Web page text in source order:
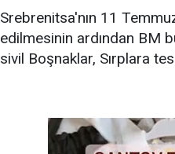
Srebrenitsa'nın 11
edilmesinin ardından BM
sivil Boşnaklar, Sırplara